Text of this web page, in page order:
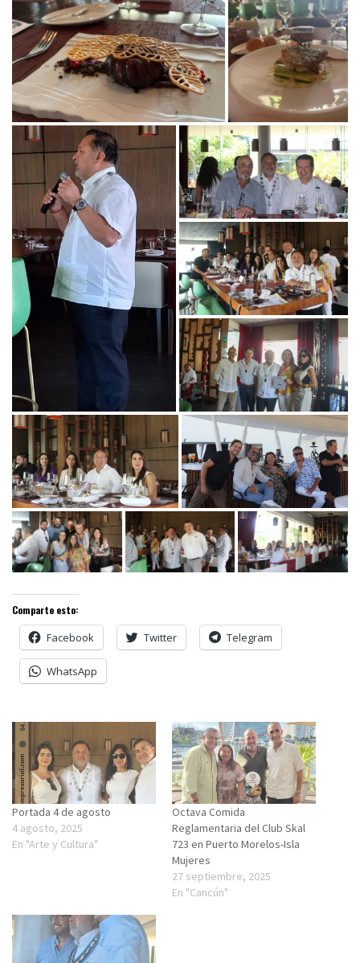
Comparte esto:
Facebook Twitter Telegram
WhatsApp
Portada 4 de agosto
4 agosto, 2025
En "Arte y Cultura"
Octava Comida
Reglamentaria del Club Skal
723 en Puerto Morelos-Isla
Mujeres
27 septiembre, 2025
En "Cancún"